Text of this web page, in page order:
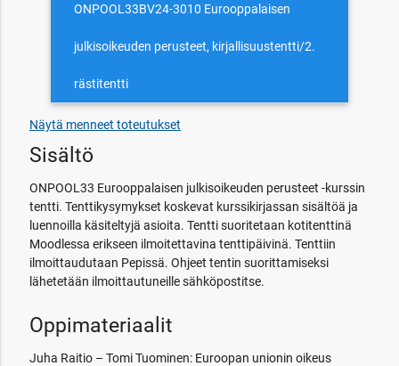
ONPOOL33BV24-3010 Eurooppalaisen
julkisoikeuden perusteet, kirjallisuustentti/2.
rästitentti
Näytä menneet toteutukset
Sisältö
ONPOOL33 Eurooppalaisen julkisoikeuden perusteet -kurssin
tentti. Tenttikysymykset koskevat kurssikirjassan sisältöä ja
luennoilla käsiteltyjä asioita. Tentti suoritetaan kotitenttinä
Moodlessa erikseen ilmoitettavina tenttipäivinä. Tenttiin
ilmoittaudutaan Pepissä. Ohjeet tentin suorittamiseksi
lähetetään ilmoittautuneille sähköpostitse.
Oppimateriaalit
Juha Raitio – Tomi Tuominen: Euroopan unionin oikeus